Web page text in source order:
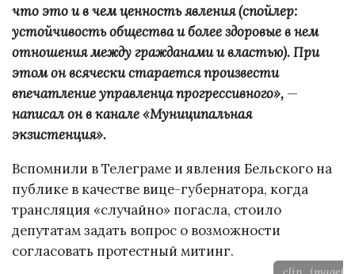
что это и в чем ценность явления (спойлер:
устойчивость общества и более здоровые в нем
отношения между гражданами и властью). При
этом он всячески старается произвести
впечатление управленца прогрессивного», —
написал он в канале «Муниципальная
экзистенция».
Вспомнили в Телеграме и явления Бельского на
публике в качестве вице-губернатора, когда
трансляция «случайно» погасла, стоило
депутатам задать вопрос о возможности
согласовать протестный митинг.